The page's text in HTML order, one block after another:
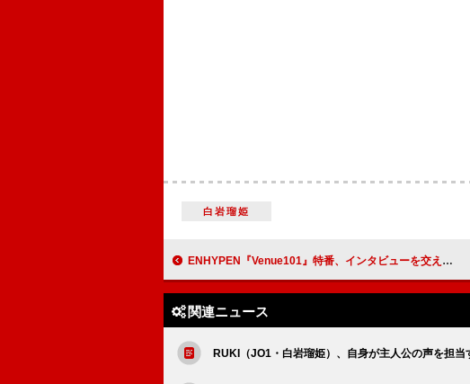
白岩瑠姫
ENHYPEN『Venue101』特番、インタビューを交え“原動力の核心”を紐解く
関連ニュース
RUKI（JO1・白岩瑠姫）、自身が主人公の声を担